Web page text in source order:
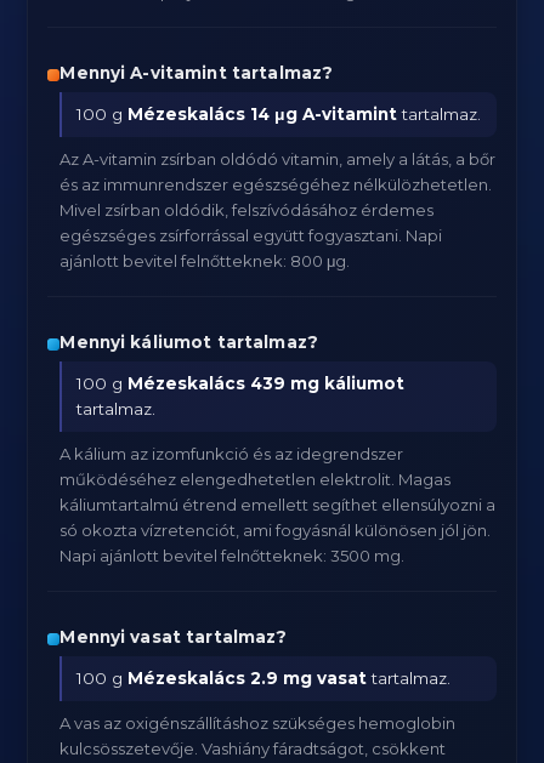
Mennyi A-vitamint tartalmaz?
100 g Mézeskalács 14 μg A-vitaminttartalmaz.
Az A-vitamin zsírban oldódó vitamin, amely a látás, a bőr
és az immunrendszer egészségéhez nélkülözhetetlen.
Mivel zsírban oldódik, felszívódásához érdemes
egészséges zsírforrással együtt fogyasztani. Napi
ajánlott bevitel felnőtteknek: 800 μg.
Mennyi káliumot tartalmaz?
100 g Mézeskalács 439 mg káliumot
tartalmaz.
A kálium az izomfunkció és az idegrendszer
működéséhez elengedhetetlen elektrolit. Magas
káliumtartalmú étrend emellett segíthet ellensúlyozni a
só okozta vízretenciót, ami fogyásnál különösen jól jön.
Napi ajánlott bevitel felnőtteknek: 3500 mg.
Mennyi vasat tartalmaz?
100 g Mézeskalács 2.9 mg vasattartalmaz.
A vas az oxigénszállításhoz szükséges hemoglobin
kulcsösszetevője. Vashiány fáradtságot, csökkent